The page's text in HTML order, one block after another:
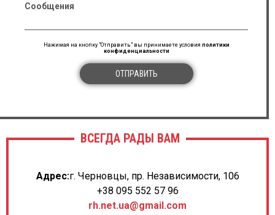
Сообщения
Нажимая на кнопку "Отправить" вы принимаете условия политики
конфиденциальности
ОТПРАВИТЬ
ВСЕГДА РАДЫ ВАМ
Адрес:г. Черновцы, пр. Независимости, 106
+38 095 552 57 96
rh.net.ua@gmail.com